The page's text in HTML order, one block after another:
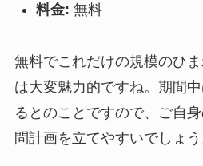
料金: 無料
無料でこれだけの規模のひ
は大変魅力的ですね。期間
るとのことですので、ご自
問計画を立てやすいでしょう